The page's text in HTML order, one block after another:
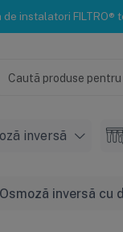
FILTRO® te poate ajuta cu
inversă
Osmoză inversă cu